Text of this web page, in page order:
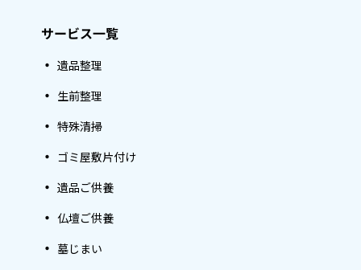
サービス一覧
遺品整理
生前整理
特殊清掃
ゴミ屋敷片付け
遺品ご供養
仏壇ご供養
墓じまい